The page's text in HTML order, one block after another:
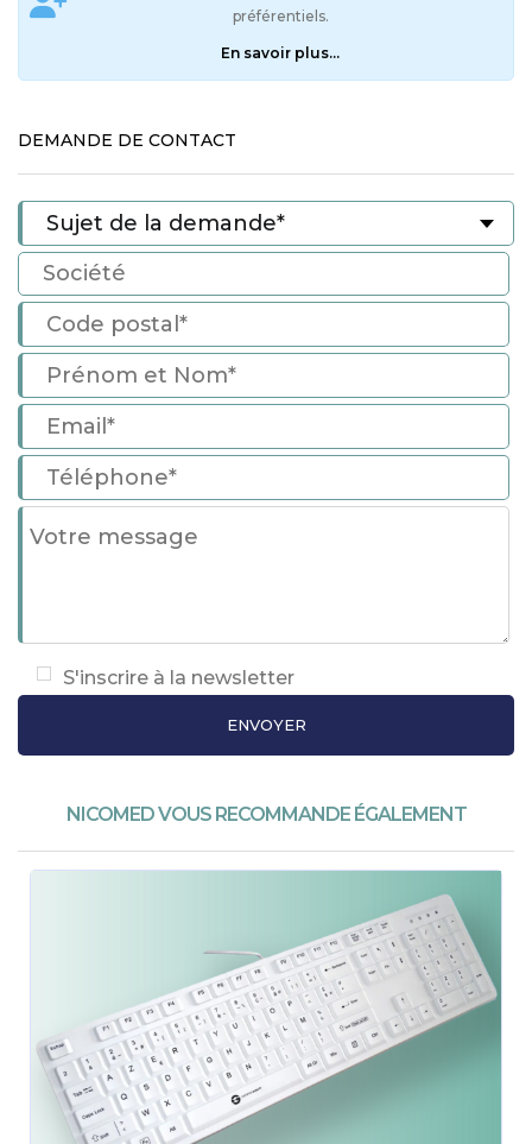
préférentiels.
En savoir plus...
DEMANDE DE CONTACT
S'inscrire à la newsletter
NICOMED VOUS RECOMMANDE ÉGALEMENT